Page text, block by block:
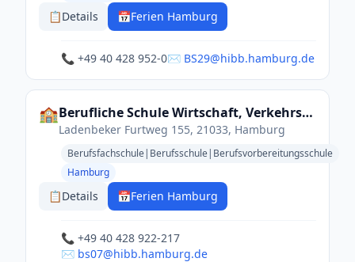
📋Details 📅Ferien Hamburg
📞 +49 40 428 952-0✉️ BS29@hibb.hamburg.de
🏫 Berufliche Schule Wirtschaft, Verkehrstechnik und Berufsvorbereitung – Bergedorf
Ladenbeker Furtweg 155, 21033, Hamburg
Berufsfachschule|Berufsschule|Berufsvorbereitungsschule
Hamburg
📋Details 📅Ferien Hamburg
📞 +49 40 428 922-217
✉️ bs07@hibb.hamburg.de